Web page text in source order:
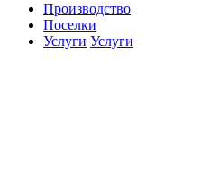
Производство
Поселки
Услуги Услуги